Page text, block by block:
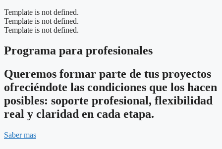
Template is not defined.
Template is not defined.
Template is not defined.
Programa para profesionales
Queremos formar parte de tus proyectos
ofreciéndote las condiciones que los hacen
posibles: soporte profesional, flexibilidad
real y claridad en cada etapa.
Saber mas